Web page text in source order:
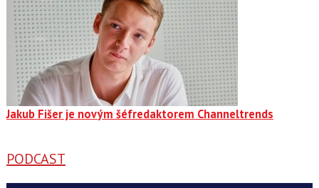
Jakub Fišer je novým šéfredaktorem Channeltrends
PODCAST